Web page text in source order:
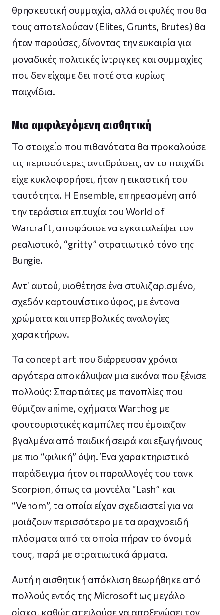
θρησκευτική συμμαχία, αλλά οι φυλές που θα
τους αποτελούσαν (Elites, Grunts, Brutes) θα
ήταν παρούσες, δίνοντας την ευκαιρία για
μοναδικές πολιτικές ίντριγκες και συμμαχίες
που δεν είχαμε δει ποτέ στα κυρίως
παιχνίδια.
Μια αμφιλεγόμενη αισθητική
Το στοιχείο που πιθανότατα θα προκαλούσε
τις περισσότερες αντιδράσεις, αν το παιχνίδι
είχε κυκλοφορήσει, ήταν η εικαστική του
ταυτότητα. Η Ensemble, επηρεασμένη από
την τεράστια επιτυχία του World of
Warcraft, αποφάσισε να εγκαταλείψει τον
ρεαλιστικό, “gritty” στρατιωτικό τόνο της
Bungie.
Αντ’ αυτού, υιοθέτησε ένα στυλιζαρισμένο,
σχεδόν καρτουνίστικο ύφος, με έντονα
χρώματα και υπερβολικές αναλογίες
χαρακτήρων.
Τα concept art που διέρρευσαν χρόνια
αργότερα αποκάλυψαν μια εικόνα που ξένισε
πολλούς: Σπαρτιάτες με πανοπλίες που
θύμιζαν anime, οχήματα Warthog με
φουτουριστικές καμπύλες που έμοιαζαν
βγαλμένα από παιδική σειρά και εξωγήινους
με πιο “φιλική” όψη. Ένα χαρακτηριστικό
παράδειγμα ήταν οι παραλλαγές του τανκ
Scorpion, όπως τα μοντέλα “Lash” και
“Venom”, τα οποία είχαν σχεδιαστεί για να
μοιάζουν περισσότερο με τα αραχνοειδή
πλάσματα από τα οποία πήραν το όνομά
τους, παρά με στρατιωτικά άρματα.
Αυτή η αισθητική απόκλιση θεωρήθηκε από
πολλούς εντός της Microsoft ως μεγάλο
ρίσκο, καθώς απειλούσε να αποξενώσει τον